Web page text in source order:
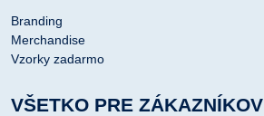
Branding
Merchandise
Vzorky zadarmo
VŠETKO PRE ZÁKAZNÍKOV